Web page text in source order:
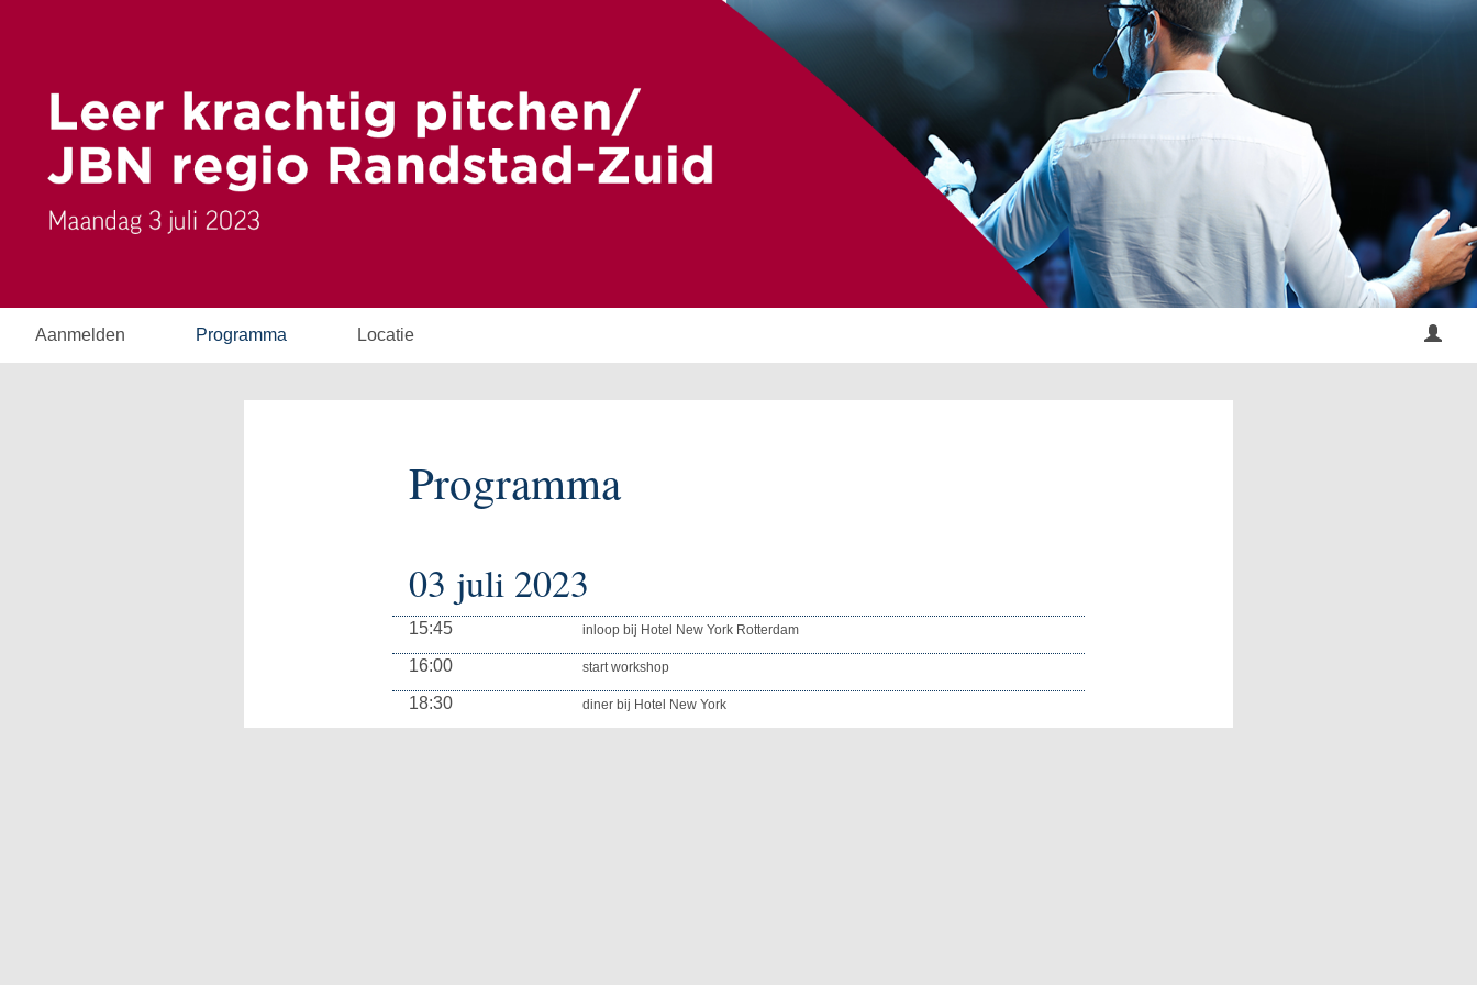
Aanmelden Programma Locatie
Programma
03 juli 2023
15:45 inloop bij Hotel New York Rotterdam
16:00 start workshop
18:30 diner bij Hotel New York